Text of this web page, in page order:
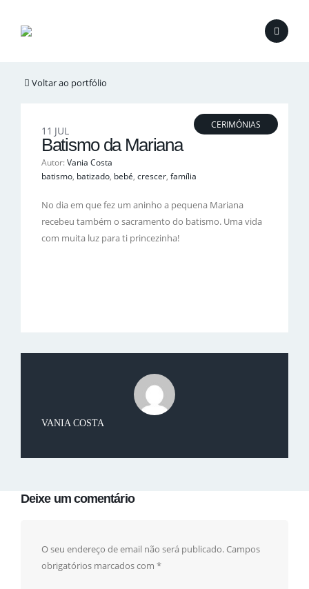
Voltar ao portfólio
11 JUL
Batismo da Mariana
Autor:Vania Costa
CERIMÓNIAS
batismo batizado bebé crescer família
No dia em que fez um aninho a pequena Mariana
recebeu também o sacramento do batismo. Uma vida
com muita luz para ti princezinha!
VANIA COSTA
Deixe um comentário
O seu endereço de email não será publicado.Campos
obrigatórios marcados com *